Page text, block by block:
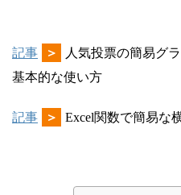
記事 ＞
人気投票の簡易グ
基本的な使い方
記事 ＞ Excel関数で簡易な